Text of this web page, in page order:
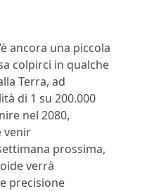
ancora una piccola
colpirci in qualche
Terra, ad
di 1 su 200.000
nel 2080,
venir
prossima,
verrà
precisione